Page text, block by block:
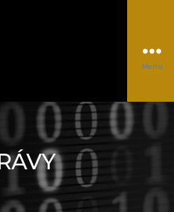
Menu
Kategórie